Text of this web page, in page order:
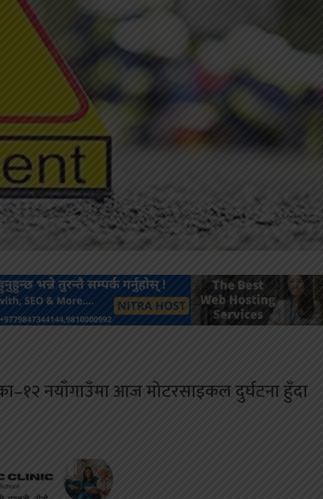
नयाँगाउँमा आज मोटरसाइकल दुर्घटना हुँदा